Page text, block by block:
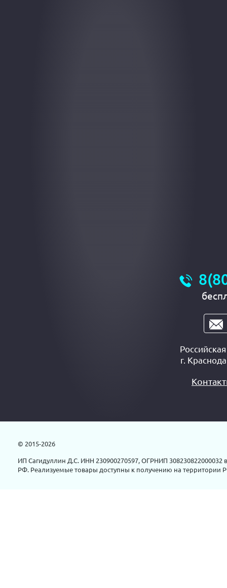
г.
© 2015-2026
ИП Сагидуллин Д.С. ИНН 230900270597, ОГРНИП 308230822000032
РФ. Реализуемые товары доступны к получению на территории